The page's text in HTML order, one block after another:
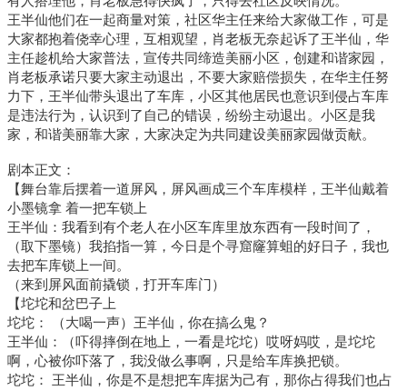
王半仙他们在一起商量对策，社区华主任来给大家做工作，可是
大家都抱着侥幸心理，互相观望，肖老板无奈起诉了王半仙，华
主任趁机给大家普法，宣传共同缔造美丽小区，创建和谐家园，
肖老板承诺只要大家主动退出，不要大家赔偿损失，在华主任努
力下，王半仙带头退出了车库，小区其他居民也意识到侵占车库
是违法行为，认识到了自己的错误，纷纷主动退出。小区是我
家，和谐美丽靠大家，大家决定为共同建设美丽家园做贡献。
剧本正文：
【舞台靠后摆着一道屏风，屏风画成三个车库模样，王半仙戴着
小墨镜拿 着一把车锁上
王半仙：我看到有个老人在小区车库里放东西有一段时间了，
（取下墨镜） 我掐指一算，今日是个寻窟窿算蛆的好日子，我也
去把车库锁上一间。
（来到屏风面前撬锁，打开车库门）
【坨坨和岔巴子上
坨坨： （大喝一声）王半仙，你在搞么鬼？
王半仙：（吓得摔倒在地上，一看是坨坨）哎呀妈哎，是坨坨
啊，心被你吓落了，我没做么事啊，只是给车库换把锁。
坨坨： 王半仙，你是不是想把车库据为己有，那你占得我们也占